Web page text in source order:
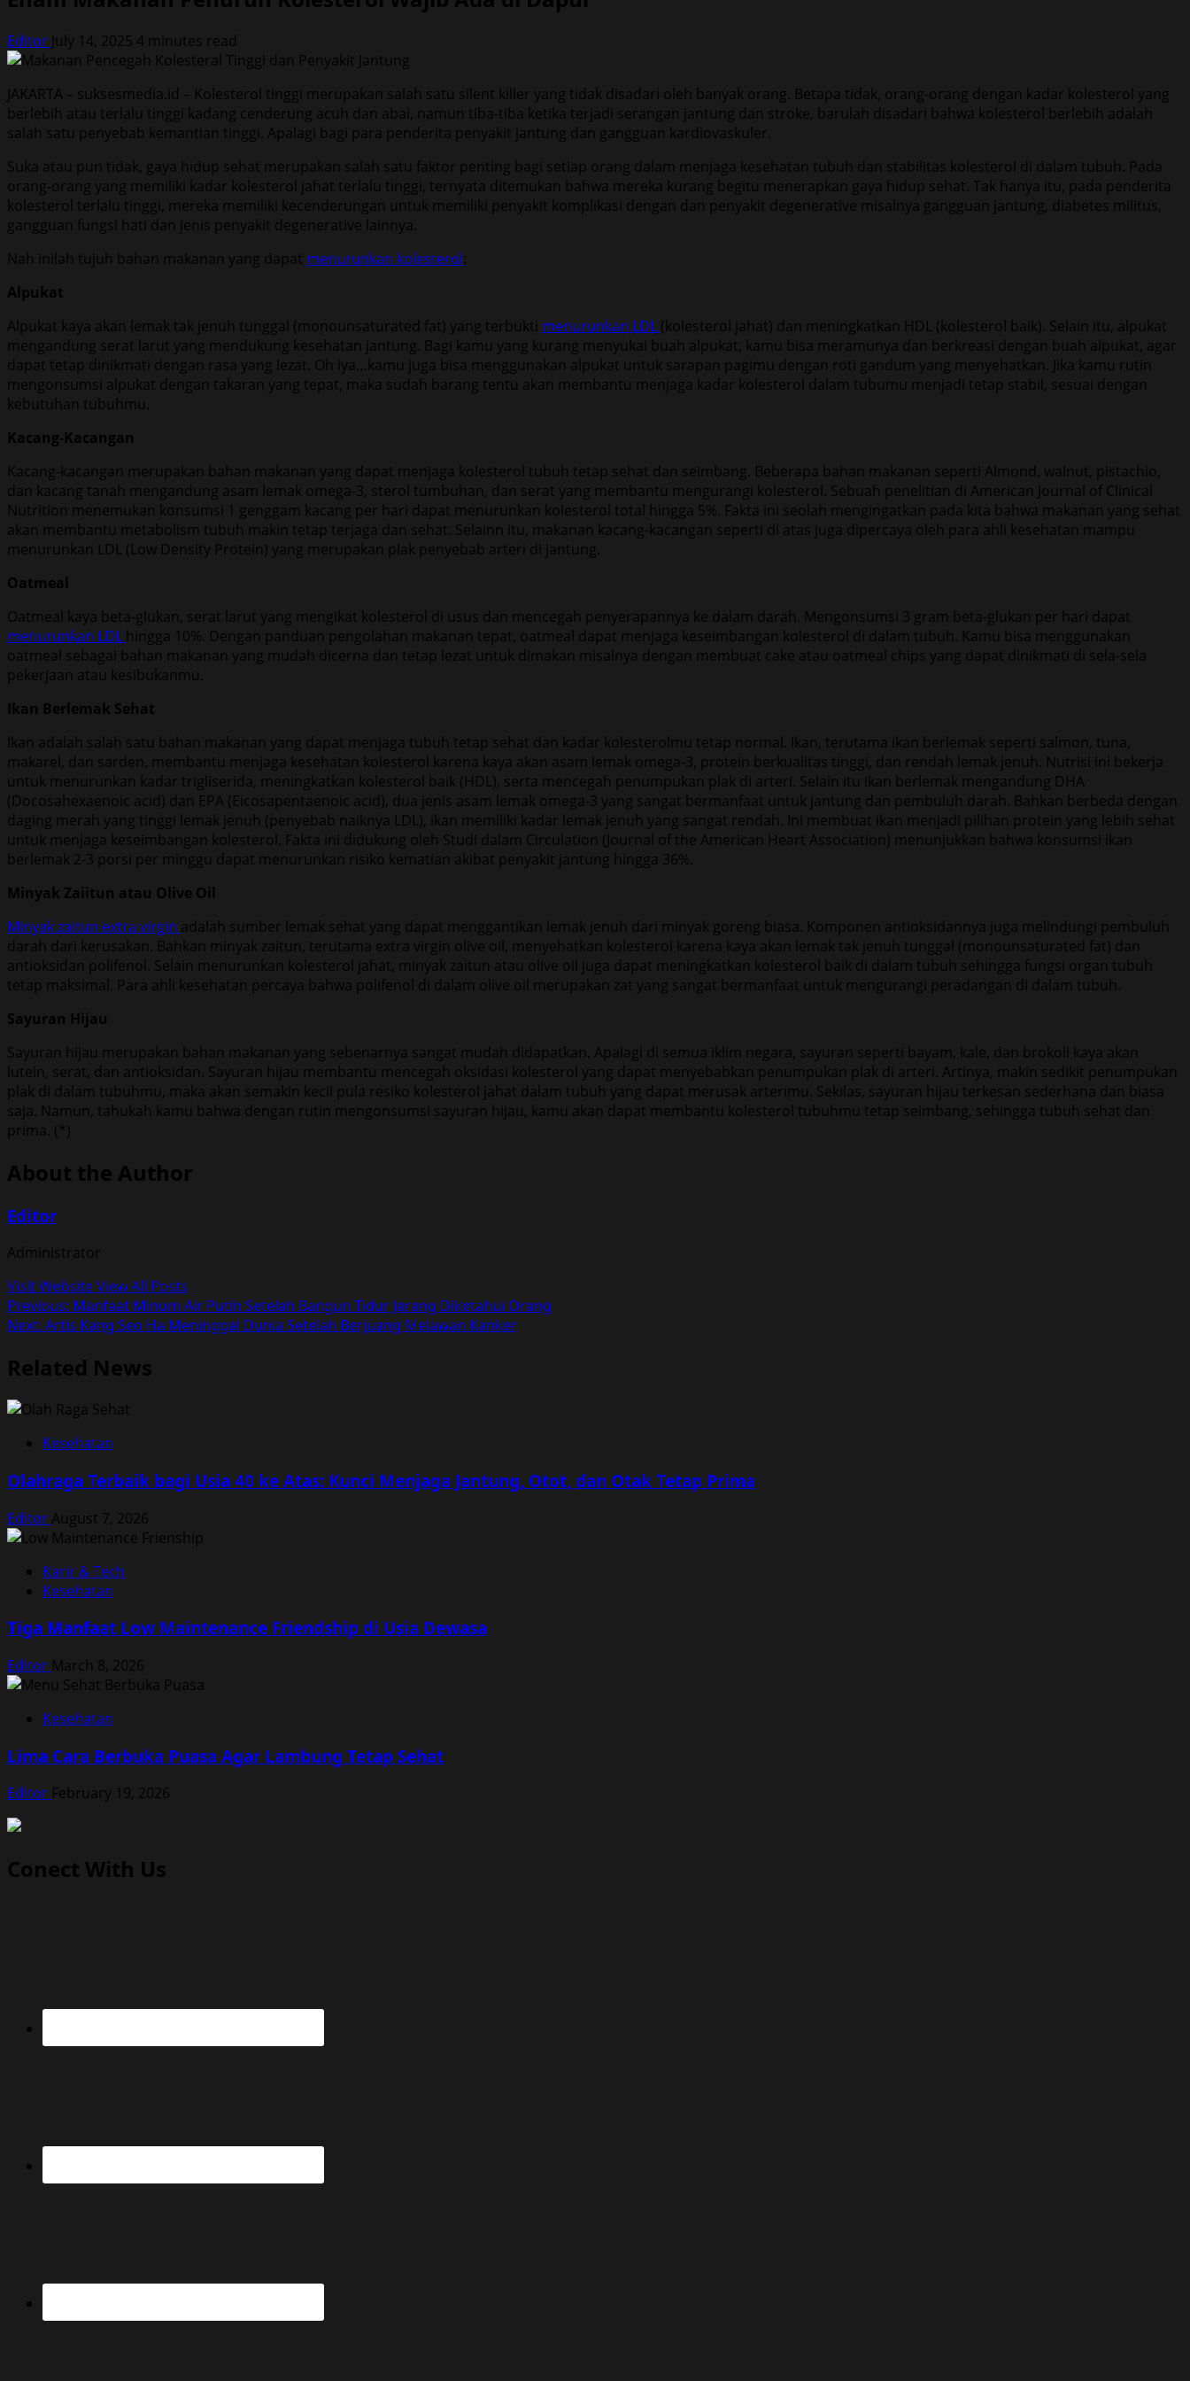
Editor July 14, 2025 4 minutes read
JAKARTA – suksesmedia.id – Kolesterol tinggi merupakan salah satu silent killer yang tidak disadari oleh banyak orang. Betapa tidak, orang-orang dengan kadar kolesterol yang
berlebih atau terlalu tinggi kadang cenderung acuh dan abai, namun tiba-tiba ketika terjadi serangan jantung dan stroke, barulah disadari bahwa kolesterol berlebih adalah
salah satu penyebab kemantian tinggi. Apalagi bagi para penderita penyakit jantung dan gangguan kardiovaskuler.
Suka atau pun tidak, gaya hidup sehat merupakan salah satu faktor penting bagi setiap orang dalam menjaga kesehatan tubuh dan stabilitas kolesterol di dalam tubuh. Pada
orang-orang yang memiliki kadar kolesterol jahat terlalu tinggi, ternyata ditemukan bahwa mereka kurang begitu menerapkan gaya hidup sehat. Tak hanya itu, pada penderita
kolesterol terlalu tinggi, mereka memiliki kecenderungan untuk memiliki penyakit komplikasi dengan dan penyakit degenerative misalnya gangguan jantung, diabetes militus,
gangguan fungsi hati dan jenis penyakit degenerative lainnya.
Nah inilah tujuh bahan makanan yang dapat menurunkan kolesterol:
Alpukat
Alpukat kaya akan lemak tak jenuh tunggal (monounsaturated fat) yang terbukti menurunkan LDL (kolesterol jahat) dan meningkatkan HDL (kolesterol baik). Selain itu, alpukat
mengandung serat larut yang mendukung kesehatan jantung. Bagi kamu yang kurang menyukai buah alpukat, kamu bisa meramunya dan berkreasi dengan buah alpukat, agar
dapat tetap dinikmati dengan rasa yang lezat. Oh iya…kamu juga bisa menggunakan alpukat untuk sarapan pagimu dengan roti gandum yang menyehatkan. Jika kamu rutin
mengonsumsi alpukat dengan takaran yang tepat, maka sudah barang tentu akan membantu menjaga kadar kolesterol dalam tubumu menjadi tetap stabil, sesuai dengan
kebutuhan tubuhmu.
Kacang-Kacangan
Kacang-kacangan merupakan bahan makanan yang dapat menjaga kolesterol tubuh tetap sehat dan seimbang. Beberapa bahan makanan seperti Almond, walnut, pistachio,
dan kacang tanah mengandung asam lemak omega-3, sterol tumbuhan, dan serat yang membantu mengurangi kolesterol. Sebuah penelitian di American Journal of Clinical
Nutrition menemukan konsumsi 1 genggam kacang per hari dapat menurunkan kolesterol total hingga 5%. Fakta ini seolah mengingatkan pada kita bahwa makanan yang sehat
akan membantu metabolism tubuh makin tetap terjaga dan sehat. Selainn itu, makanan kacang-kacangan seperti di atas juga dipercaya oleh para ahli kesehatan mampu
menurunkan LDL (Low Density Protein) yang merupakan plak penyebab arteri di jantung.
Oatmeal
Oatmeal kaya beta-glukan, serat larut yang mengikat kolesterol di usus dan mencegah penyerapannya ke dalam darah. Mengonsumsi 3 gram beta-glukan per hari dapat
menurunkan LDL hingga 10%. Dengan panduan pengolahan makanan tepat, oatmeal dapat menjaga keseimbangan kolesterol di dalam tubuh. Kamu bisa menggunakan
oatmeal sebagai bahan makanan yang mudah dicerna dan tetap lezat untuk dimakan misalnya dengan membuat cake atau oatmeal chips yang dapat dinikmati di sela-sela
pekerjaan atau kesibukanmu.
Ikan Berlemak Sehat
Ikan adalah salah satu bahan makanan yang dapat menjaga tubuh tetap sehat dan kadar kolesterolmu tetap normal. Ikan, terutama ikan berlemak seperti salmon, tuna,
makarel, dan sarden, membantu menjaga kesehatan kolesterol karena kaya akan asam lemak omega-3, protein berkualitas tinggi, dan rendah lemak jenuh. Nutrisi ini bekerja
untuk menurunkan kadar trigliserida, meningkatkan kolesterol baik (HDL), serta mencegah penumpukan plak di arteri. Selain itu ikan berlemak mengandung DHA
(Docosahexaenoic acid) dan EPA (Eicosapentaenoic acid), dua jenis asam lemak omega-3 yang sangat bermanfaat untuk jantung dan pembuluh darah. Bahkan berbeda dengan
daging merah yang tinggi lemak jenuh (penyebab naiknya LDL), ikan memiliki kadar lemak jenuh yang sangat rendah. Ini membuat ikan menjadi pilihan protein yang lebih sehat
untuk menjaga keseimbangan kolesterol. Fakta ini didukung oleh Studi dalam Circulation (Journal of the American Heart Association) menunjukkan bahwa konsumsi ikan
berlemak 2-3 porsi per minggu dapat menurunkan risiko kematian akibat penyakit jantung hingga 36%.
Minyak Zaiitun atau Olive Oil
Minyak zaitun extra virgin adalah sumber lemak sehat yang dapat menggantikan lemak jenuh dari minyak goreng biasa. Komponen antioksidannya juga melindungi pembuluh
darah dari kerusakan. Bahkan minyak zaitun, terutama extra virgin olive oil, menyehatkan kolesterol karena kaya akan lemak tak jenuh tunggal (monounsaturated fat) dan
antioksidan polifenol. Selain menurunkan kolesterol jahat, minyak zaitun atau olive oil juga dapat meningkatkan kolesterol baik di dalam tubuh sehingga fungsi organ tubuh
tetap maksimal. Para ahli kesehatan percaya bahwa polifenol di dalam olive oil merupakan zat yang sangat bermanfaat untuk mengurangi peradangan di dalam tubuh.
Sayuran Hijau
Sayuran hijau merupakan bahan makanan yang sebenarnya sangat mudah didapatkan. Apalagi di semua iklim negara, sayuran seperti bayam, kale, dan brokoli kaya akan
lutein, serat, dan antioksidan. Sayuran hijau membantu mencegah oksidasi kolesterol yang dapat menyebabkan penumpukan plak di arteri. Artinya, makin sedikit penumpukan
plak di dalam tubuhmu, maka akan semakin kecil pula resiko kolesterol jahat dalam tubuh yang dapat merusak arterimu. Sekilas, sayuran hijau terkesan sederhana dan biasa
saja. Namun, tahukah kamu bahwa dengan rutin mengonsumsi sayuran hijau, kamu akan dapat membantu kolesterol tubuhmu tetap seimbang, sehingga tubuh sehat dan
prima. (*)
About the Author
Editor
Administrator
Visit WebsiteView All Posts
Post
navigation
Previous: Manfaat Minum Air Putih Setelah Bangun Tidur Jarang Diketahui Orang
Next: Artis Kang Seo Ha Meninggal Dunia Setelah Berjuang Melawan Kanker
Related News
Kesehatan
Olahraga Terbaik bagi Usia 40 ke Atas: Kunci Menjaga Jantung, Otot, dan Otak Tetap Prima
Editor August 7, 2026
Karir & Tech
Kesehatan
Tiga Manfaat Low Maintenance Friendship di Usia Dewasa
Editor March 8, 2026
Kesehatan
Lima Cara Berbuka Puasa Agar Lambung Tetap Sehat
Editor February 19, 2026
Conect With Us